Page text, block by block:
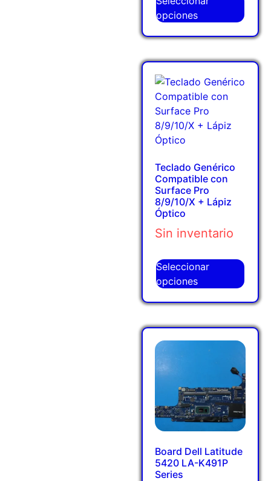
opciones
Teclado Genérico
Compatible con
Surface Pro
8/9/10/X + Lápiz
Óptico
Sin inventario
Seleccionar
opciones
Board Dell Latitude
5420 LA-K491P
Series